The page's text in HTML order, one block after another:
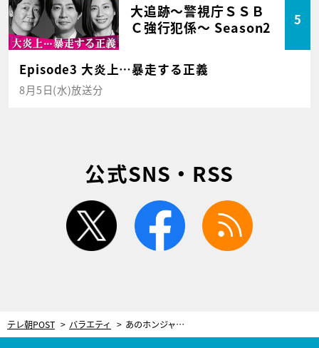
大追跡～警視庁ＳＳＢ
Ｃ強行犯係～ Season2
5
Episode3 大炎上…暴走する正義
8月5日(水)放送分
公式SNS・RSS
twitter facebook
テレ朝POST バラエティ あのホンジャマカ・石塚英彦が「もうカレーいらねえよ」と呟く事態発生！